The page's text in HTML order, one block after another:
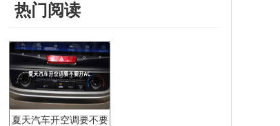
热门阅读
夏天汽车开空调要不要